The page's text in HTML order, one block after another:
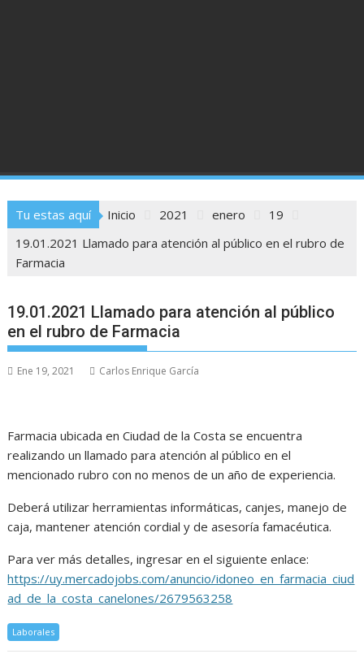
Tu estas aquí Inicio 2021 enero
19
19.01.2021 Llamado para atención al público en el rubro de
Farmacia
19.01.2021 Llamado para atención al público
en el rubro de Farmacia
Ene 19, 2021 Carlos Enrique García
Farmacia ubicada en Ciudad de la Costa se encuentra
realizando un llamado para atención al público en el
mencionado rubro con no menos de un año de experiencia.
Deberá utilizar herramientas informáticas, canjes, manejo de
caja, mantener atención cordial y de asesoría famacéutica.
Para ver más detalles, ingresar en el siguiente enlace:
https://uy.mercadojobs.com/anuncio/idoneo_en_farmacia_ciud
ad_de_la_costa_canelones/2679563258
Laborales